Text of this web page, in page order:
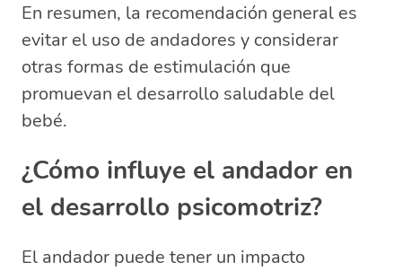
En resumen, la recomendación general es
evitar el uso de andadores y considerar
otras formas de estimulación que
promuevan el desarrollo saludable del
bebé.
¿Cómo influye el andador en
el desarrollo psicomotriz?
El andador puede tener un impacto